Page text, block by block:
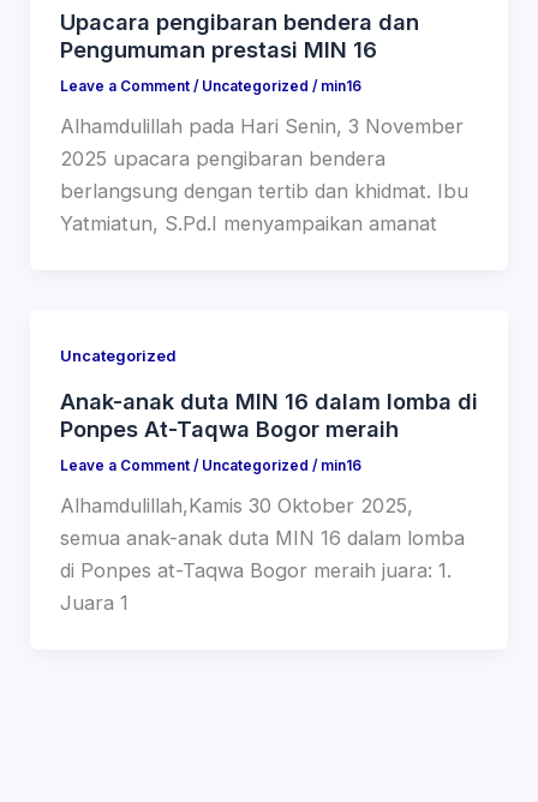
Upacara pengibaran bendera dan
Pengumuman prestasi MIN 16
Leave a Comment / Uncategorized / min16
Alhamdulillah pada Hari Senin, 3 November
2025 upacara pengibaran bendera
berlangsung dengan tertib dan khidmat. Ibu
Yatmiatun, S.Pd.I menyampaikan amanat
Uncategorized
Anak-anak duta MIN 16 dalam lomba di
Ponpes At-Taqwa Bogor meraih
Leave a Comment / Uncategorized / min16
Alhamdulillah,Kamis 30 Oktober 2025,
semua anak-anak duta MIN 16 dalam lomba
di Ponpes at-Taqwa Bogor meraih juara: 1.
Juara 1